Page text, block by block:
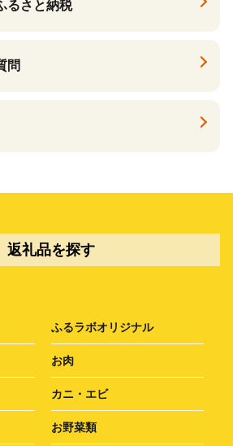
るさと納税
問
返礼品を探す
ふるラボオリジナル
お肉
カニ・エビ
お野菜類